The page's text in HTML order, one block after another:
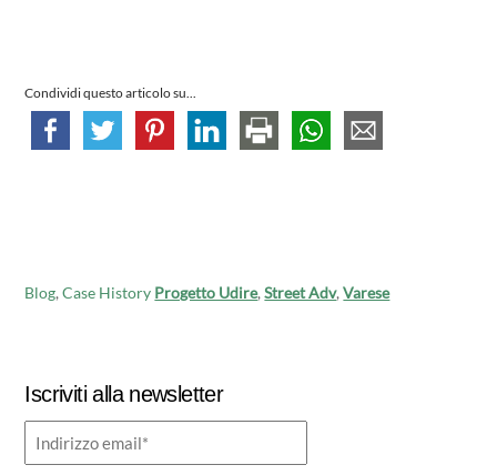
Blog,Case History Progetto Udire,Street Adv,Varese
Condividi questo articolo su...
Iscriviti alla newsletter